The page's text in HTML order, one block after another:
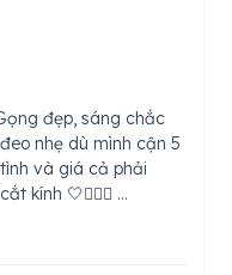
đẹp, sáng chắc
nhẹ dù mình cận 5
và giá cả phải
kính 🤍🧚🏻‍♀️ …